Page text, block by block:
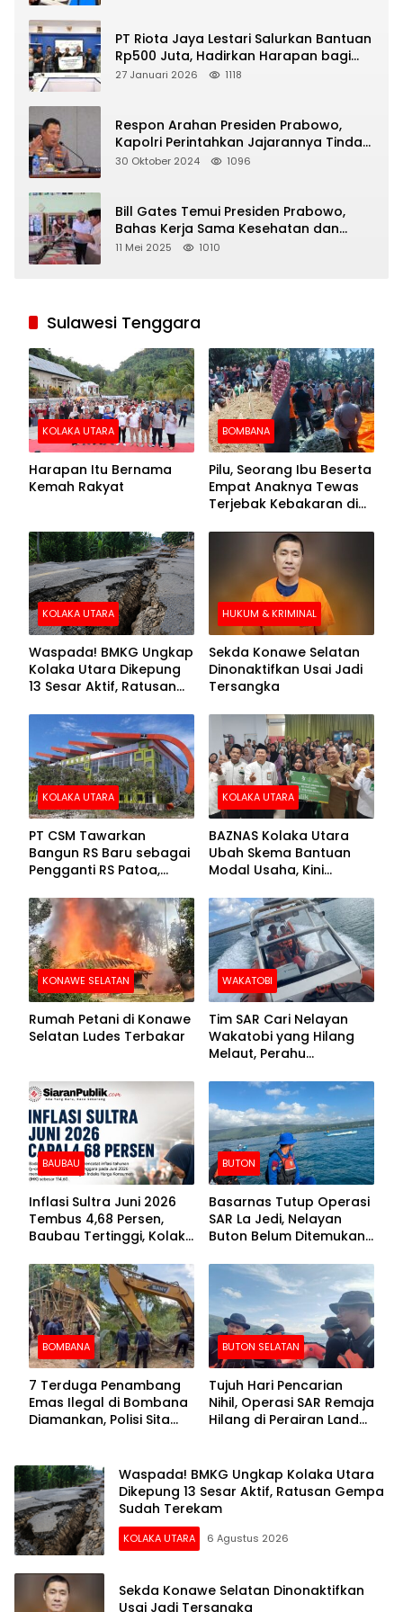
PT Riota Jaya Lestari Salurkan Bantuan
Rp500 Juta, Hadirkan Harapan bagi
Korban Bencana di Sumatera
27 Januari 2026 1118
Respon Arahan Presiden Prabowo,
Kapolri Perintahkan Jajarannya Tindak
Tegas Pelaku Judi Online
30 Oktober 2024 1096
Bill Gates Temui Presiden Prabowo,
Bahas Kerja Sama Kesehatan dan
Program Makan Bergizi Gratis
11 Mei 2025 1010
Sulawesi Tenggara
KOLAKA UTARA
Harapan Itu Bernama
Kemah Rakyat
BOMBANA
Pilu, Seorang Ibu Beserta
Empat Anaknya Tewas
Terjebak Kebakaran di
KOLAKA UTARA
Waspada! BMKG Ungkap
Kolaka Utara Dikepung
13 Sesar Aktif, Ratusan
HUKUM & KRIMINAL
Sekda Konawe Selatan
Dinonaktifkan Usai Jadi
Tersangka
KOLAKA UTARA
PT CSM Tawarkan
Bangun RS Baru sebagai
Pengganti RS Patoa,
Kolut
KOLAKA UTARA
BAZNAS Kolaka Utara
Ubah Skema Bantuan
Modal Usaha, Kini
Barang Senilai Rp419,5
Juta
KONAWE SELATAN
Rumah Petani di Konawe
Selatan Ludes Terbakar
WAKATOBI
Tim SAR Cari Nelayan
Wakatobi yang Hilang
Melaut, Perahu
Kemasukan Air
BAUBAU
Inflasi Sultra Juni 2026
Tembus 4,68 Persen,
Baubau Tertinggi, Kolaka
BUTON
Basarnas Tutup Operasi
SAR La Jedi, Nelayan
Buton Belum Ditemukan
BOMBANA
7 Terduga Penambang
Emas Ilegal di Bombana
Diamankan, Polisi Sita
BUTON SELATAN
Tujuh Hari Pencarian
Nihil, Operasi SAR Remaja
Hilang di Perairan Lande
Waspada! BMKG Ungkap Kolaka Utara
Dikepung 13 Sesar Aktif, Ratusan Gempa
Sudah Terekam
KOLAKA UTARA 6 Agustus 2026
Sekda Konawe Selatan Dinonaktifkan
Usai Jadi Tersangka